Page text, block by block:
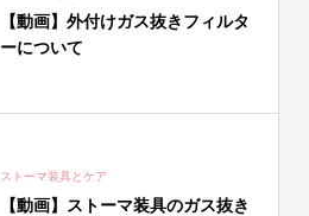
【動画】外付けガス抜きフィルタ
ーについて
ストーマ装具とケア
【動画】ストーマ装具のガス抜き